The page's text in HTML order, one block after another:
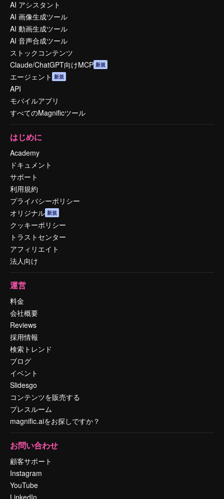
AI アシスタント
AI 画像生成ツール
AI 動画生成ツール
AI 音声合成ツール
ストックコンテンツ
Claude/ChatGPT向けMCP 新規
エージェント 新規
API
モバイルアプリ
すべてのMagnificツール
はじめに
Academy
ドキュメント
サポート
利用規約
プライバシーポリシー
オリジナル 新規
クッキーポリシー
トラストセンター
アフィリエイト
法人向け
運営
料金
会社概要
Reviews
採用情報
検索トレンド
ブログ
イベント
Slidesgo
コンテンツを販売する
プレスルーム
magnific.aiをお探しですか？
お問い合わせ
顧客サポート
Instagram
YouTube
LinkedIn